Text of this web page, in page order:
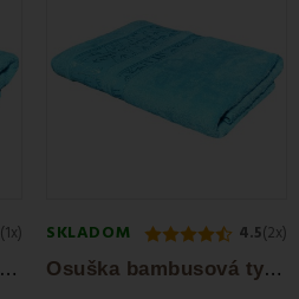
(1x)
U
terák bamboo tyrkysový 50x100 cm EMI
SKLADOM 4.5(2x)
O
suška bambusová tyrkysová 70 x 140 cm EMI